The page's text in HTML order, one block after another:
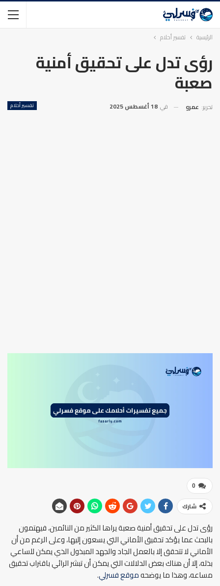
الرئيسية تفسير أحلام
رؤى تدل على تحقيق أمنية
صعبة
تفسير أحلام تحرير: عمرو في 18 أغسطس 2025
0
شارك
رؤى تدل على تحقيق أمنية صعبة يراها الكثير من النائمين، فيهتمون
بالبحث عما يؤكد تحقيق الأماني التي يسعون إليها، وعلى الرغم من أن
الأماني لا تتحقق إلا بالعمل الجاد والجهد المبذول الذي يمكن للساعي
بذله، إلا أن هناك بعض الدلالات التي يمكن أن تبشر الرائي باقتراب تحقيق
مساعه، وهذا ما يوضحهموقع فسرلي.